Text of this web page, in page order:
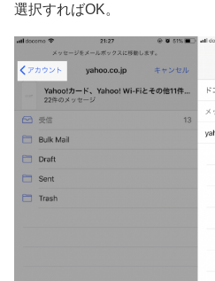
選択すればOK。